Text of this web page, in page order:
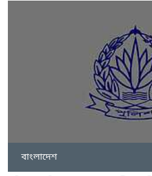
বাংলাদেশ